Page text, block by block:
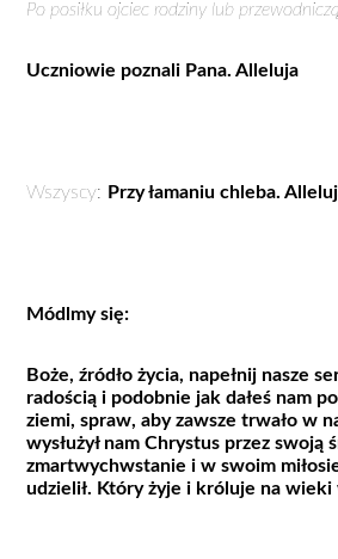
Po posiłku ojciec rodziny lub
Uczniowie poznali Pana. Alleluja
Wszyscy: Przy łamaniu chleba.
Módlmy się:
Boże, źródło życia, napełnij nasze
radością i podobnie jak dałeś nam
ziemi, spraw, aby zawsze trwało w
wysłużył nam Chrystus przez swoją
zmartwychwstanie i w swoim
udzielił. Który żyje i króluje na